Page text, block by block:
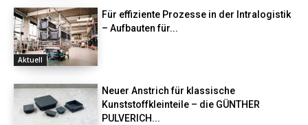
Aktuell
Für effiziente Prozesse in der Intralogistik
– Aufbauten für...
Neuer Anstrich für klassische
Kunststoffkleinteile – die GÜNTHER
PULVERICH...